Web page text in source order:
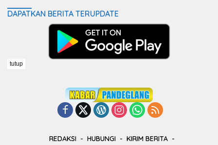
DAPATKAN BERITA TERUPDATE
REDAKSI HUBUNGI
KIRIM BERITA
tutup